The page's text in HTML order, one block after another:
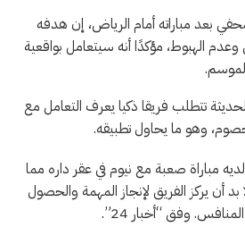
بعد مباراته أمام الرياض، إن هدفه
الهبوط، مؤكدًا أنه سيتعامل بواقعية
تتطلب فريقا ذكيا يعرف التعامل مع
وهو ما يحاول تطبيقه.
مباراة صعبة مع نيوم في عقر داره مما
بد أن يركز الفريق لإنجاز المهمة والحصول
وفق “أخبار 24”.